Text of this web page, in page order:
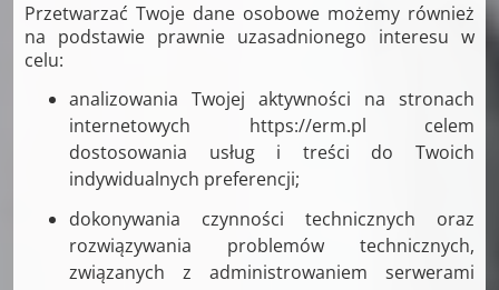
Przetwarzać Twoje dane osobowe możemy również
na podstawie prawnie uzasadnionego interesu w
celu:
analizowania Twojej aktywności na stronach
internetowych https://erm.pl celem
dostosowania usług i treści do Twoich
indywidualnych preferencji;
dokonywania czynności technicznych oraz
rozwiązywania problemów technicznych,
związanych z administrowaniem serwerami